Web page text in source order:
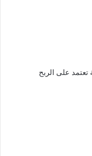
تعتمد على الربح